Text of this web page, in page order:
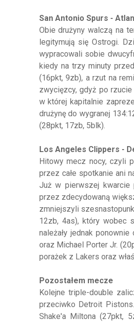
San Antonio Spurs -
Obie drużyny walczą na
legitymują się Ostrogi.
wypracowali sobie
kiedy na trzy minuty
(16pkt, 9zb), a rzut na
zwycięzcy, gdyż po
w której kapitalnie
drużynę do wygranej
(28pkt, 17zb, 5blk).
Los Angeles Clippers -
Hitowy mecz nocy, czyli
przez całe spotkanie ani
Już w pierwszej kwarcie
przez zdecydowaną
zmniejszyli
12zb, 4as), który wobec
należały jednak
oraz Michael Porter Jr.
porażek z Lakers oraz
Pozostałem mecze
Kolejne triple-double
przeciwko Detroit
Shake'a Miltona (27pkt,